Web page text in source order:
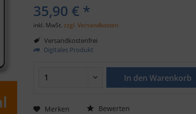
35,90 € *
inkl. MwSt.zzgl. Versandkosten
Versandkostenfrei
Digitales Produkt
In den Warenkorb
Merken Bewerten